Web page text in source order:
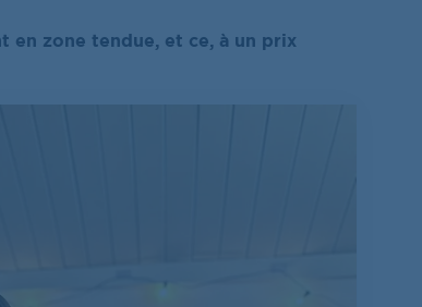
en zone tendue, et ce, à un prix